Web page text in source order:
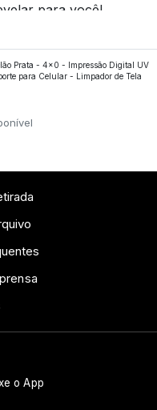
para você!
Prata - 4x0 - Impressão Digital UV
para Celular - Limpador de Tela
o App